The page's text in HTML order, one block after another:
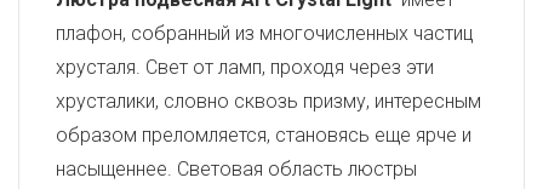
плафон, собранный из многочисленных частиц
хрусталя. Свет от ламп, проходя через эти
хрусталики, словно сквозь призму, интересным
образом преломляется, становясь еще ярче и
насыщеннее. Световая область люстры